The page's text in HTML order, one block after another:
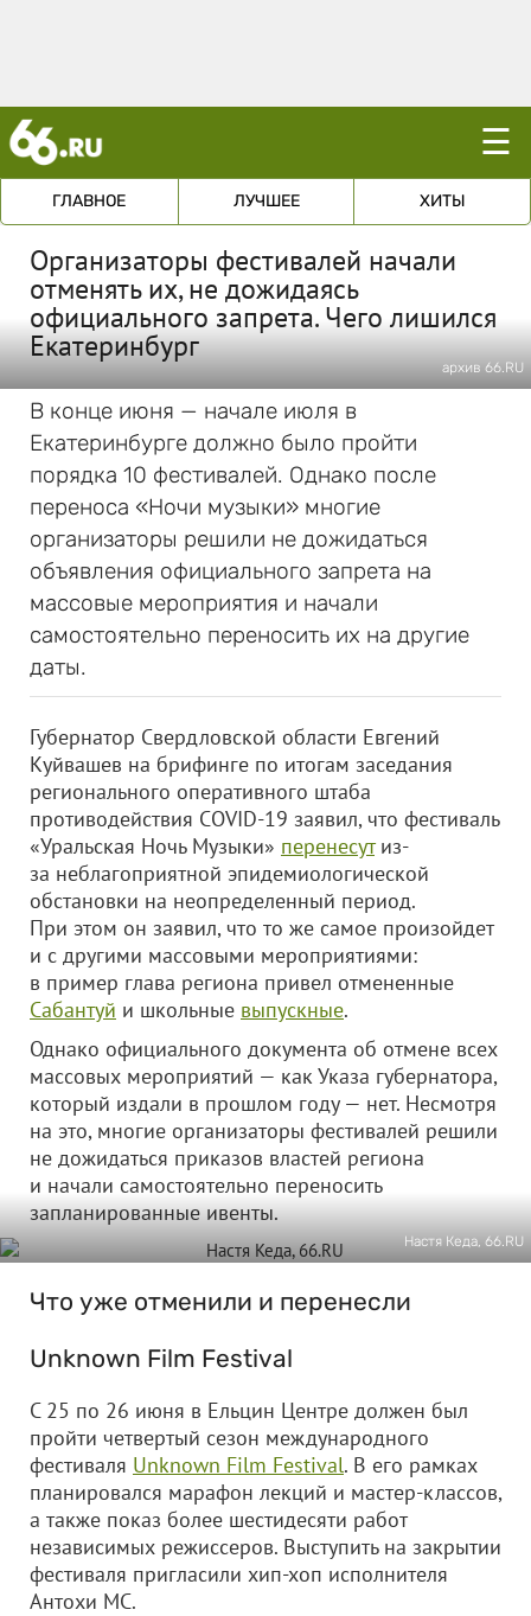
☰
ГЛАВНОЕ ЛУЧШЕЕ ХИТЫ
Организаторы фестивалей начали
отменять их, не дожидаясь
официального запрета. Чего лишился
Екатеринбург
архив 66.RU
В конце июня — начале июля в
Екатеринбурге должно было пройти
порядка 10 фестивалей. Однако после
переноса «Ночи музыки» многие
организаторы решили не дожидаться
объявления официального запрета на
массовые мероприятия и начали
самостоятельно переносить их на другие
даты.
Губернатор Свердловской области Евгений
Куйвашев на брифинге по итогам заседания
регионального оперативного штаба
противодействия COVID-19 заявил, что фестиваль
«Уральская Ночь Музыки» перенесутиз-
за неблагоприятной эпидемиологической
обстановки на неопределенный период.
При этом он заявил, что то же самое произойдет
и с другими массовыми мероприятиями:
в пример глава региона привел отмененные
Сабантуй и школьные выпускные.
Однако официального документа об отмене всех
массовых мероприятий — как Указа губернатора,
который издали в прошлом году — нет. Несмотря
на это, многие организаторы фестивалей решили
не дожидаться приказов властей региона
и начали самостоятельно переносить
запланированные ивенты.
Настя Кеда, 66.RU
Что уже отменили и перенесли
Unknown Film Festival
С 25 по 26 июня в Ельцин Центре должен был
пройти четвертый сезон международного
фестиваля Unknown Film Festival. В его рамках
планировался марафон лекций и мастер-классов,
а также показ более шестидесяти работ
независимых режиссеров. Выступить на закрытии
фестиваля пригласили хип-хоп исполнителя
Антохи МС.